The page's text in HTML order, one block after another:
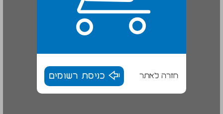
חזרה לאתר כניסת רשומים